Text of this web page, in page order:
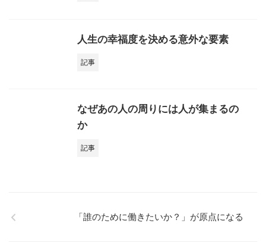
人生の幸福度を決める意外な要素
記事
なぜあの人の周りには人が集まるの
か
記事
「誰のために働きたいか？」が原点になる